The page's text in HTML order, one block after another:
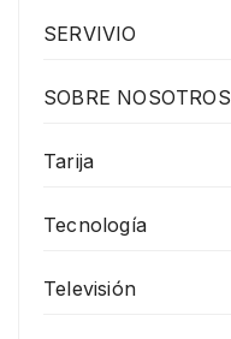
SERVIVIO
SOBRE NOSOTROS
Tarija
Tecnología
Televisión